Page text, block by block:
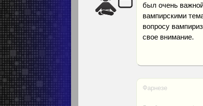
был очень
вампирскими
вопросу
свое внимание.
Фарнезе